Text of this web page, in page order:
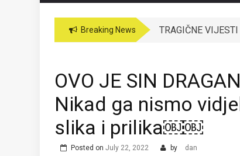
Breaking News TRAGIČNE
VODITELJICA
OVO JE SIN
Nikad ga nismo
slika i prilika￼￼
Posted on July 22, 2022 by dan